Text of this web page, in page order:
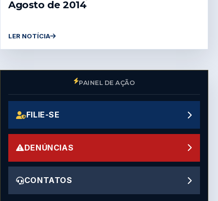
Agosto de 2014
LER NOTÍCIA
PAINEL DE AÇÃO
FILIE-SE
DENÚNCIAS
CONTATOS